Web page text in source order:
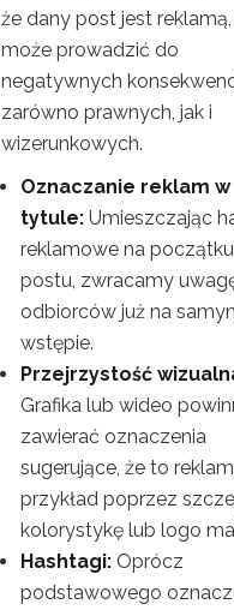
że dany post jest
może prowadzić do
negatywnych
zarówno prawnych, jak i
wizerunkowych.
Oznaczanie reklam w
tytule: Umieszczając
reklamowe na początku
postu, zwracamy
odbiorców już na
wstępie.
Przejrzystość
Grafika lub wideo
zawierać oznaczenia
sugerujące, że to
przykład poprzez
kolorystykę lub logo
Hashtagi: Oprócz
podstawowego